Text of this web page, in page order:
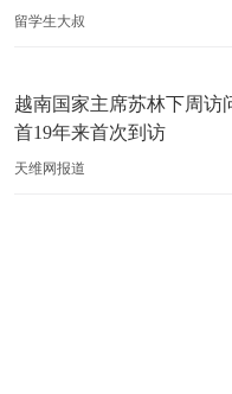
留学生大叔
越南国家主席苏林下周访
首19年来首次到访
天维网报道